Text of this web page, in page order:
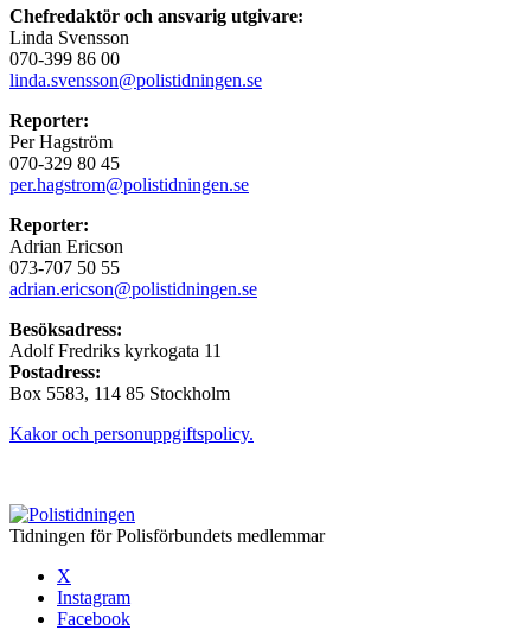
Chefredaktör och ansvarig utgivare:
Linda Svensson
070-399 86 00
linda.svensson@polistidningen.se
Reporter:
Per Hagström
070-329 80 45
per.hagstrom@polistidningen.se
Reporter:
Adrian Ericson
073-707 50 55
adrian.ericson@polistidningen.se
Besöksadress:
Adolf Fredriks kyrkogata 11
Postadress:
Box 5583, 114 85 Stockholm
Kakor och personuppgiftspolicy.
Tidningen för Polisförbundets medlemmar
X
Instagram
Facebook